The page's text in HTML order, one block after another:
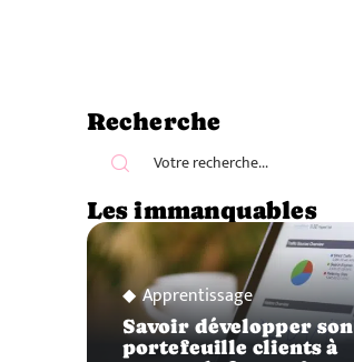
Recherche
Les immanquables
Apprentissage
Savoir développer son
portefeuille clients à